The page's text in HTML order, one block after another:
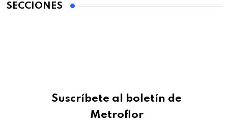
SECCIONES
Suscríbete al boletín de
Metroflor